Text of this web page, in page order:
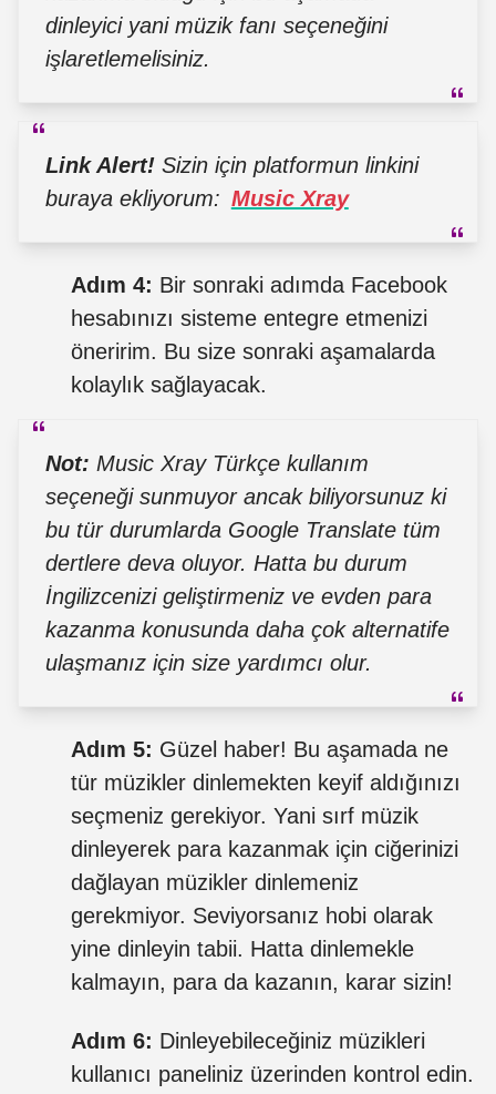
dinleyici yani müzik fanı seçeneğini
işlaretlemelisiniz.
Link Alert! Sizin için platformun linkini
buraya ekliyorum: Music Xray
Adım 4: Bir sonraki adımda Facebook
hesabınızı sisteme entegre etmenizi
öneririm. Bu size sonraki aşamalarda
kolaylık sağlayacak.
Not: Music Xray Türkçe kullanım
seçeneği sunmuyor ancak biliyorsunuz ki
bu tür durumlarda Google Translate tüm
dertlere deva oluyor. Hatta bu durum
İngilizcenizi geliştirmeniz ve evden para
kazanma konusunda daha çok alternatife
ulaşmanız için size yardımcı olur.
Adım 5: Güzel haber! Bu aşamada ne
tür müzikler dinlemekten keyif aldığınızı
seçmeniz gerekiyor. Yani sırf müzik
dinleyerek para kazanmak için ciğerinizi
dağlayan müzikler dinlemeniz
gerekmiyor. Seviyorsanız hobi olarak
yine dinleyin tabii. Hatta dinlemekle
kalmayın, para da kazanın, karar sizin!
Adım 6: Dinleyebileceğiniz müzikleri
kullanıcı paneliniz üzerinden kontrol edin.